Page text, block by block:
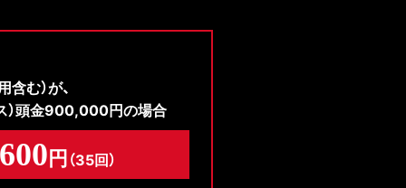
む）が、
）頭金900,000円の場合
円（35回）